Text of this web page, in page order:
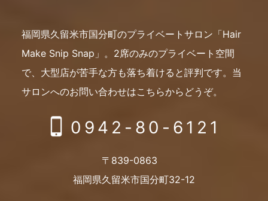
福岡県久留米市国分町のプライベートサロン「Hair
Make Snip Snap」。 2席のみのプライベート空間
で、大型店が苦手な方も落ち着けると評判です。 当
サロンへのお問い合わせはこちらからどうぞ。
0942-80-6121
〒839-0863
福岡県久留米市国分町32-12